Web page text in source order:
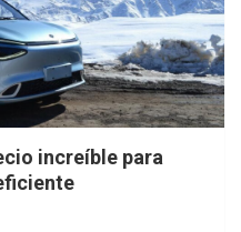
increíble para